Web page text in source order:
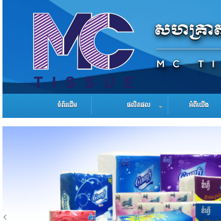
ទំព័រដើម ផលិតផល អំពីយើង